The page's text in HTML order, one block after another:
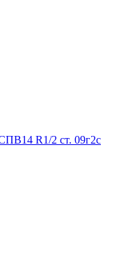
R1/2 ст. 09г2с